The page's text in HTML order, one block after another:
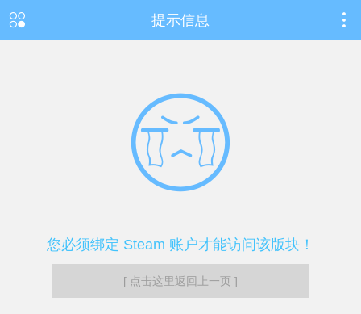
提示信息
您必须绑定 Steam 账户才能访问该版块！
[ 点击这里返回上一页 ]